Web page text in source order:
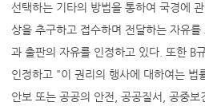
선택하는 기타의 방법을 통하여 국경에
상을 추구하고 접수하며 전달하는 자유
과 출판의 자유를 인정하고 있다. 또한 B
인정하고 "이 권리의 행사에 대하여는 법
안보 또는 공공의 안전, 공공질서, 공중보